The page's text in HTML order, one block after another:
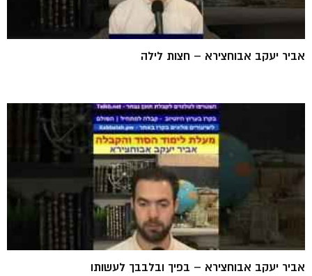
אביר יעקב אבוחצירא – חצות לילה
אביר יעקב אבוחצירא – בפיך ובלבבך לעשותו